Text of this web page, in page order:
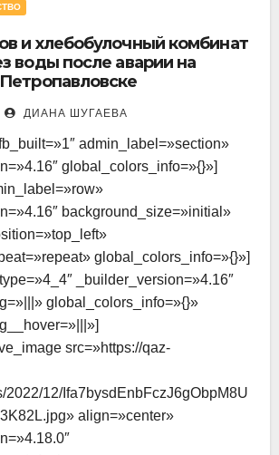
и хлебобулочный комбинат
воды после аварии на
ДИАНА ШУГАЕВА
admin_label=»section»
global_colors_info=»{}»]
background_size=»initial»
global_colors_info=»{}»]
_builder_version=»4.16″
global_colors_info=»{}»
src=»https://qaz-
2022/12/Ifa7bysdEnbFczJ6gObpM8U
align=»center»